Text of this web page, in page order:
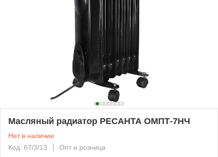
Масляный радиатор РЕСАНТА ОМПТ-7НЧ
Нет в наличии
Код: 67/3/13
Опт и розница